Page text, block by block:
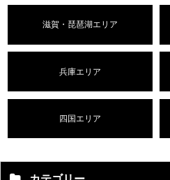
滋賀・琵琶湖エリア
兵庫エリア
四国エリア